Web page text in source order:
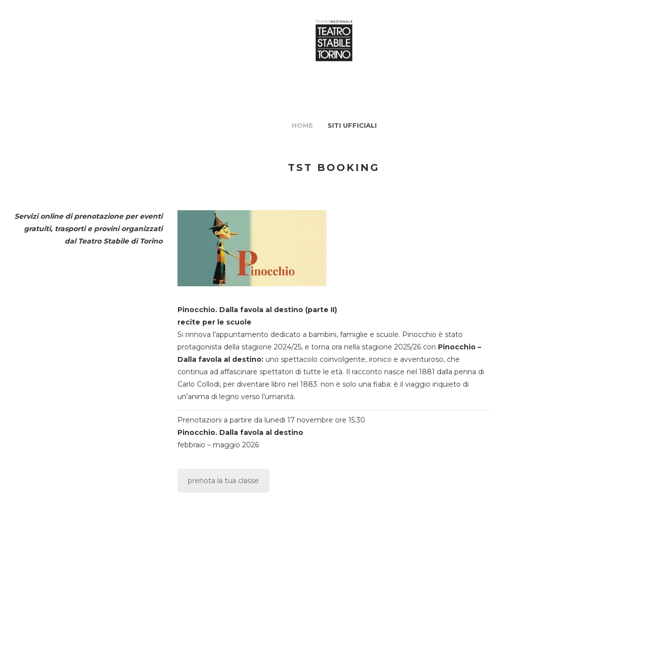
HOME SITI UFFICIALI
TST BOOKING
Servizi online di prenotazione per eventi
gratuiti, trasporti e provini organizzati
dal Teatro Stabile di Torino
Pinocchio. Dalla favola al destino (parte II)
recite per le scuole
Si rinnova l’appuntamento dedicato a bambini, famiglie e scuole. Pinocchio è stato
protagonista della stagione 2024/25, e torna ora nella stagione 2025/26 con Pinocchio –
Dalla favola al destino:uno spettacolo coinvolgente, ironico e avventuroso, che
continua ad affascinare spettatori di tutte le età. Il racconto nasce nel 1881 dalla penna di
Carlo Collodi, per diventare libro nel 1883. non è solo una fiaba: è il viaggio inquieto di
un’anima di legno verso l’umanità.
Prenotazioni a partire da lunedi 17 novembre ore 15.30
Pinocchio. Dalla favola al destino
febbraio – maggio 2026
prenota la tua classe